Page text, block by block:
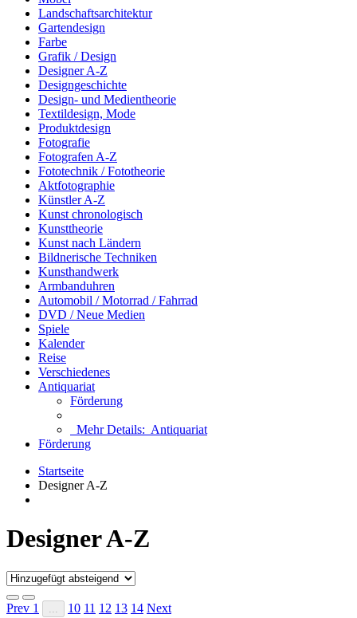
Landschaftsarchitektur
Gartendesign
Farbe
Grafik / Design
Designer A-Z
Designgeschichte
Design- und Medientheorie
Textildesign, Mode
Produktdesign
Fotografie
Fotografen A-Z
Fototechnik / Fototheorie
Aktfotographie
Künstler A-Z
Kunst chronologisch
Kunsttheorie
Kunst nach Ländern
Bildnerische Techniken
Kunsthandwerk
Armbanduhren
Automobil / Motorrad / Fahrrad
DVD / Neue Medien
Spiele
Kalender
Reise
Verschiedenes
Antiquariat
Förderung
Mehr Details: Antiquariat
Förderung
Startseite
Designer A-Z
Designer A-Z
Prev 1 10 11 12 13 14 Next